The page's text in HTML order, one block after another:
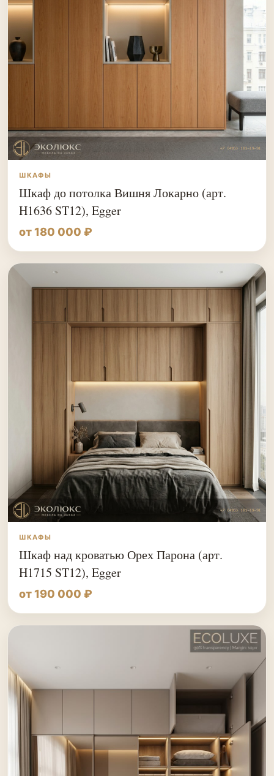
ШКАФЫ
Шкаф до потолка Вишня Локарно (арт.
H1636 ST12), Egger
от 180 000 ₽
ШКАФЫ
Шкаф над кроватью Орех Парона (арт.
H1715 ST12), Egger
от 190 000 ₽